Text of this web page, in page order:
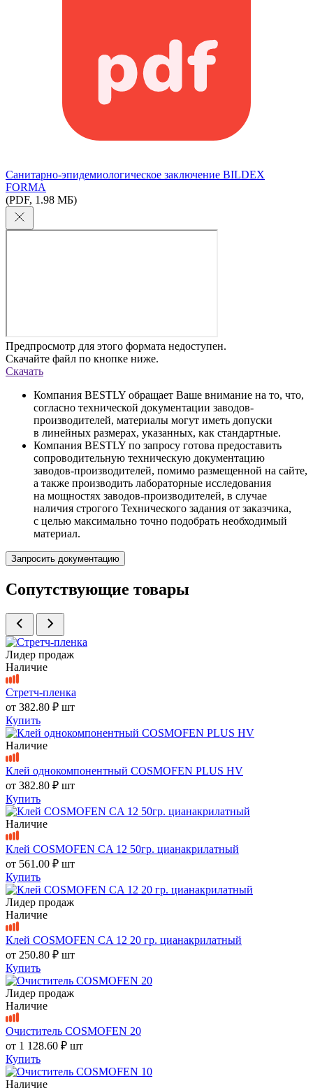
Cанитарно-эпидемиологическое заключение BILDEX
FORMA
(PDF, 1.98 МБ)
Предпросмотр для этого формата недоступен.
Скачайте файл по кнопке ниже.
Скачать
Компания BESTLY обращает Ваше внимание на то, что,
согласно технической документации заводов-
производителей, материалы могут иметь допуски
в линейных размерах, указанных, как стандартные.
Компания BESTLY по запросу готова предоставить
сопроводительную техническую документацию
заводов-производителей, помимо размещенной на сайте,
а также производить лабораторные исследования
на мощностях заводов-производителей, в случае
наличия строгого Технического задания от заказчика,
с целью максимально точно подобрать необходимый
материал.
Запросить документацию
Сопутствующие товары
Лидер продаж
Наличие
Стретч-пленка
от 382.80 ₽ шт
Купить
Наличие
Клей однокомпонентный COSMOFEN PLUS HV
от 382.80 ₽ шт
Купить
Наличие
Клей COSMOFEN CA 12 50гр. цианакрилатный
от 561.00 ₽ шт
Купить
Лидер продаж
Наличие
Клей COSMOFEN CA 12 20 гр. цианакрилатный
от 250.80 ₽ шт
Купить
Лидер продаж
Наличие
Очиститель COSMOFEN 20
от 1 128.60 ₽ шт
Купить
Наличие